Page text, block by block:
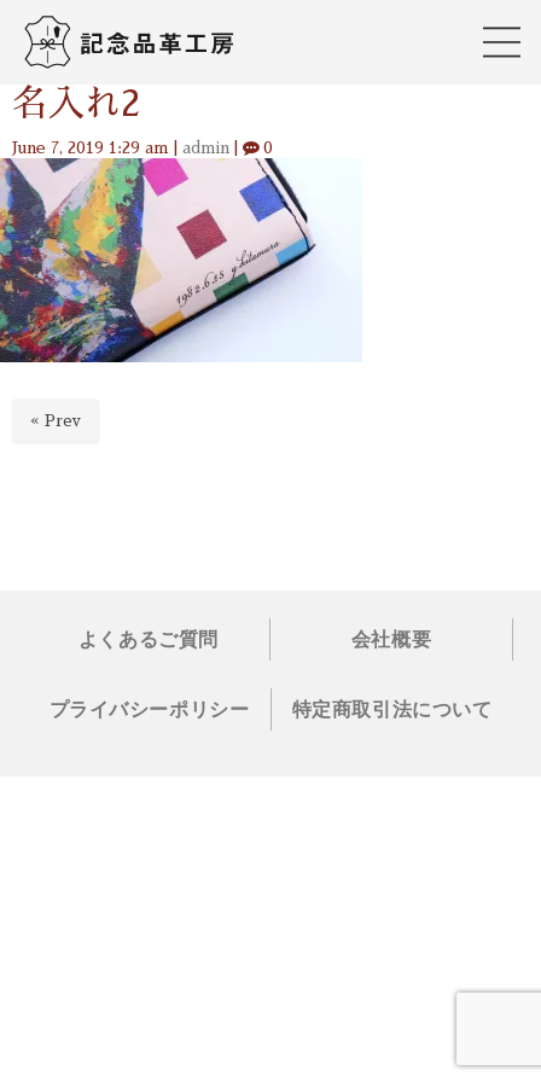
名入れ2
June 7, 2019 1:29 am admin 0
« Prev
よくあるご質問 会社概要
プライバシーポリシー 特定商取引法について